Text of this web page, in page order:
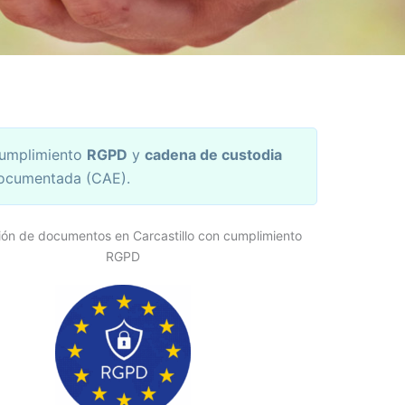
RGPD y cadena de custodia
(CAE).
de documentos en Carcastillo con cumplimiento
RGPD